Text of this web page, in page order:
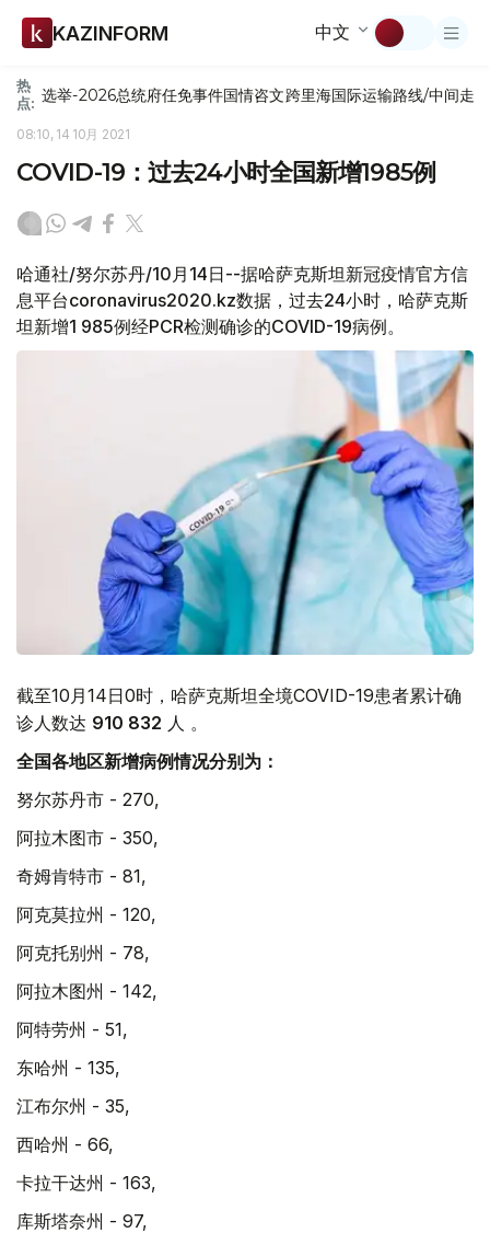
KAZINFORM 中文
热
点: 选举-2026总统府任免事件国情咨文跨里海国际运输路线/中间走廊
08:10, 14 10月 2021
COVID-19：过去24小时全国新增1985例
哈通社/努尔苏丹/10月14日--据哈萨克斯坦新冠疫情官方信
息平台coronavirus2020.kz数据，过去24小时，哈萨克斯
坦新增1 985例经PCR检测确诊的COVID-19病例。
截至10月14日0时，哈萨克斯坦全境COVID-19患者累计确
诊人数达 910 832 人 。
全国各地区新增病例情况分别为：
努尔苏丹市 - 270,
阿拉木图市 - 350,
奇姆肯特市 - 81,
阿克莫拉州 - 120,
阿克托别州 - 78,
阿拉木图州 - 142,
阿特劳州 - 51,
东哈州 - 135,
江布尔州 - 35,
西哈州 - 66,
卡拉干达州 - 163,
库斯塔奈州 - 97,